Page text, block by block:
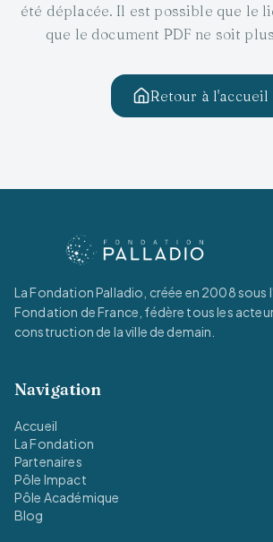
été déplacée. Il est possible que le
que le document PDF ne soit
Retour à l'accueil
La Fondation Palladio, créée en 2008 sous
Fondation de France, fédère tous les
construction de la ville de demain.
Navigation
Accueil
La Fondation
Partenaires
Pôle Impact
Pôle Académique
Blog